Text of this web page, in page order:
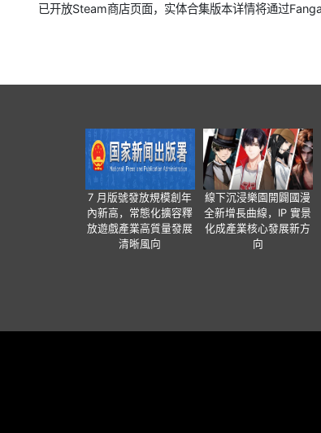
已开放Steam商店页面，实体合集版本详情将通过
7 月版號發放規模創年
內新高，常態化擴容釋
放遊戲產業高質量發展
清晰風向
線下沉浸樂園開闢國漫
全新增長曲線，IP 實景
化成產業核心發展新方
向